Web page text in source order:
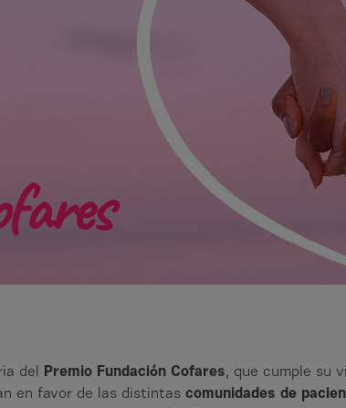
del Premio Fundación Cofares, que cumple su
en favor de las distintas comunidades de